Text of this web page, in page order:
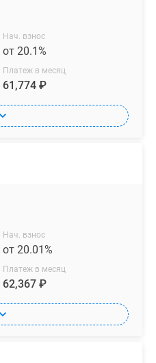
Нач. взнос
от 20.1%
Платеж в месяц
61,774 ₽
Нач. взнос
от 20.01%
Платеж в месяц
62,367 ₽